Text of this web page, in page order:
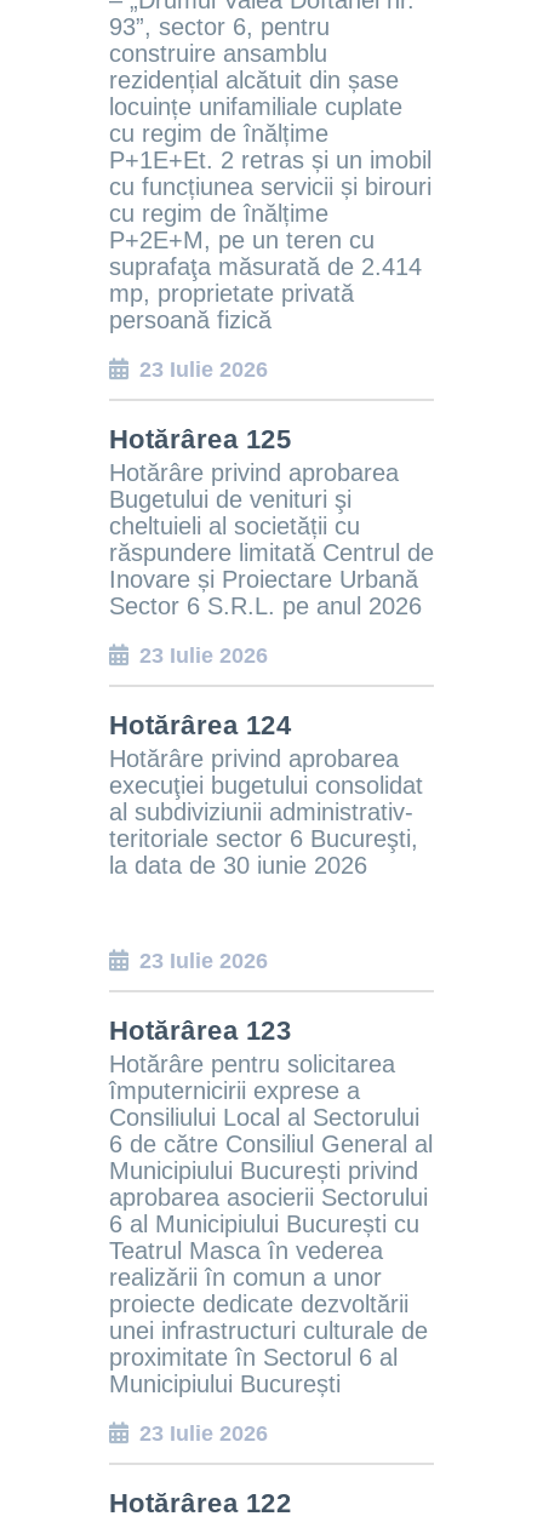
93”, sector 6, pentru
construire ansamblu
rezidențial alcătuit din șase
locuințe unifamiliale cuplate
cu regim de înălțime
P+1E+Et. 2 retras și un imobil
cu funcțiunea servicii și birouri
cu regim de înălțime
P+2E+M, pe un teren cu
suprafaţa măsurată de 2.414
mp, proprietate privată
persoană fizică
23 Iulie 2026
Hotărârea 125
Hotărâre privind aprobarea
Bugetului de venituri şi
cheltuieli al societății cu
răspundere limitată Centrul de
Inovare și Proiectare Urbană
Sector 6 S.R.L. pe anul 2026
23 Iulie 2026
Hotărârea 124
Hotărâre privind aprobarea
execuţiei bugetului consolidat
al subdiviziunii administrativ-
teritoriale sector 6 Bucureşti,
la data de 30 iunie 2026
23 Iulie 2026
Hotărârea 123
Hotărâre pentru solicitarea
împuternicirii exprese a
Consiliului Local al Sectorului
6 de către Consiliul General al
Municipiului București privind
aprobarea asocierii Sectorului
6 al Municipiului București cu
Teatrul Masca în vederea
realizării în comun a unor
proiecte dedicate dezvoltării
unei infrastructuri culturale de
proximitate în Sectorul 6 al
Municipiului București
23 Iulie 2026
Hotărârea 122